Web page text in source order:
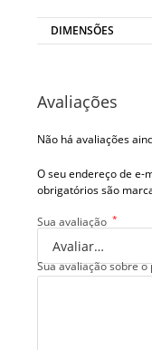
DIMENSÕES
Avaliações
Não há avaliações
O seu endereço de e-
obrigatórios são
Sua avaliação *
Sua avaliação sobre